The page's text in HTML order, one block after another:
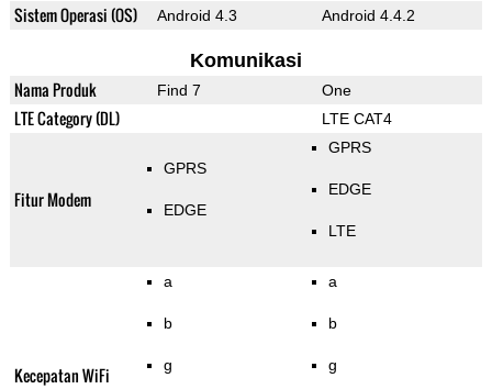
Sistem Operasi (OS) Android 4.3 Android 4.4.2
Komunikasi
Nama Produk Find 7 One
LTE Category (DL) LTE CAT4
Fitur Modem
GPRS
EDGE
GPRS
EDGE
LTE
Kecepatan WiFi
a
b
g
a
b
g